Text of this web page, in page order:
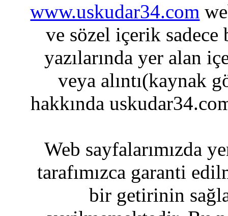
www.uskudar34.com
ve sözel içerik sadece
yazılarında yer alan
veya alıntı(kaynak
hakkında
Web sayfalarımızda
tarafımızca garanti
bir getirinin